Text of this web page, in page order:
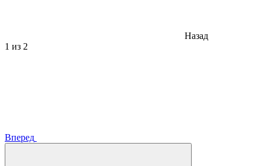
Назад
1 из 2
Вперед